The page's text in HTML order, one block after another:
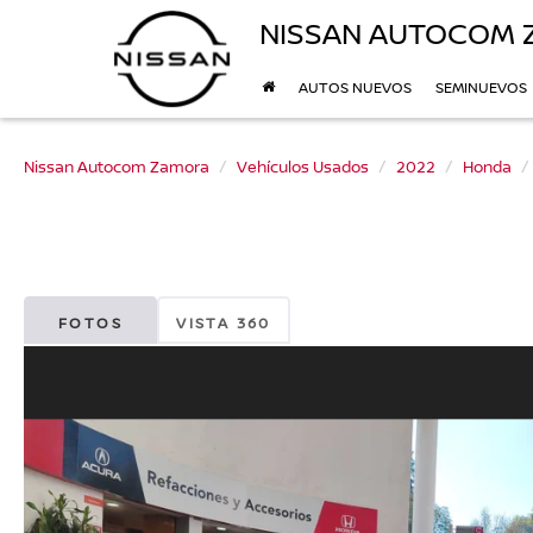
NISSAN AUTOCOM
AUTOS NUEVOS SEMINUEVOS
Nissan Autocom Zamora Vehículos Usados 2022 Honda
FOTOS VISTA 360